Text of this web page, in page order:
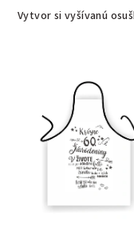
z
Vytvor si vyšívanú